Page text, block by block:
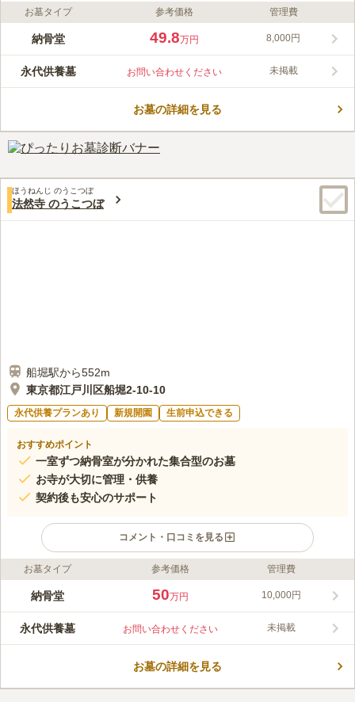
ライフドット編集部のコメント
泉福寺のうこつぼは、東京都の泉福寺にある永代供養墓です。深
されています。寺院内は四季折々の草花で囲まれており、とても
美しい光景がひろがっています。供養形態はのうこつぼでの永代
ション型のお墓となっています。
この霊園はまだ誰からも評価されていません。
お墓タイプ 参考価格 管理費
納骨堂 49.8万円 8,000円
永代供養墓 お問い合わせください 未掲載
お墓の詳細を見る
ほうねんじ のうこつぼ
法然寺 のうこつぼ
船堀駅から552m
東京都江戸川区船堀2-10-10
永代供養プランあり 新規開園 生前申込できる
おすすめポイント
一室ずつ納骨室が分かれた集合型のお墓
お寺が大切に管理・供養
契約後も安心のサポート
コメント・口コミを見る
ライフドット編集部のコメント
笠つき庚申塔、青面金剛像庚申塔など多くの文化財を有する、元
こつぼ」です。のうこつぼを使用する場合は、お寺の檀家になる
必要があります。また、のうこつぼは全部で26区画あり、コンパ
くのバス停からも徒歩数分の距離にあります。さらに駐車場も備
この霊園はまだ誰からも評価されていません。
お墓タイプ 参考価格 管理費
納骨堂 50万円 10,000円
永代供養墓 お問い合わせください 未掲載
お墓の詳細を見る